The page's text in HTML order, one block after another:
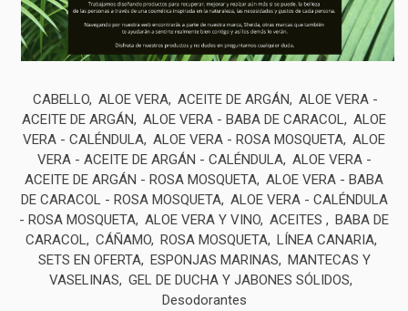
CABELLO ALOE VERA ACEITE DE ARGÁN
ALOE VERA -
ACEITE DE ARGÁN
ALOE VERA - BABA DE CARACOL ALOE
VERA - CALÉNDULA ALOE VERA - ROSA MOSQUETA ALOE
VERA - ACEITE DE ARGÁN - CALÉNDULA ALOE VERA -
ACEITE DE ARGÁN - ROSA MOSQUETA ALOE VERA - BABA
DE CARACOL - ROSA MOSQUETA ALOE VERA - CALÉNDULA
- ROSA MOSQUETA ALOE VERA Y VINO ACEITES
BABA DE
CARACOL CÁÑAMO ROSA MOSQUETA LÍNEA CANARIA
SETS EN OFERTA ESPONJAS MARINAS
MANTECAS Y
VASELINAS
GEL DE DUCHA Y JABONES SÓLIDOS
Desodorantes